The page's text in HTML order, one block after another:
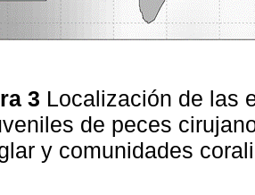
3 Localización de las
de peces
y comunidades